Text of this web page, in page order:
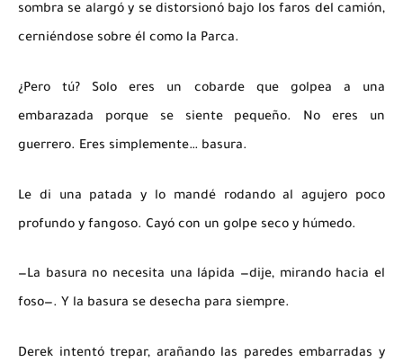
sombra se alargó y se distorsionó bajo los faros del camión,
cerniéndose sobre él como la Parca.
¿Pero tú? Solo eres un cobarde que golpea a una
embarazada porque se siente pequeño. No eres un
guerrero. Eres simplemente… basura.
Le di una patada y lo mandé rodando al agujero poco
profundo y fangoso. Cayó con un golpe seco y húmedo.
—La basura no necesita una lápida —dije, mirando hacia el
foso—. Y la basura se desecha para siempre.
Derek intentó trepar, arañando las paredes embarradas y